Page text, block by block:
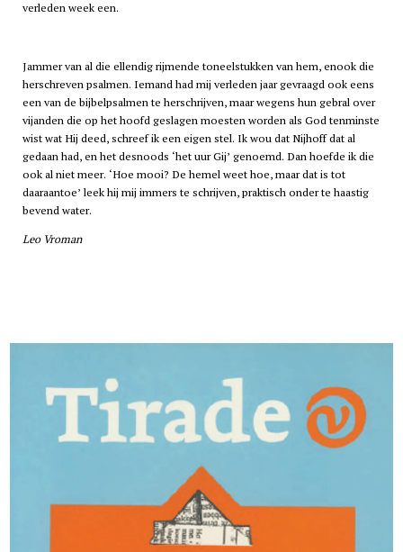
verleden week een.
Jammer van al die ellendig rijmende toneelstukken van hem, enook die
herschreven psalmen. Iemand had mij verleden jaar gevraagd ook eens
een van de bijbelpsalmen te herschrijven, maar wegens hun gebral over
vijanden die op het hoofd geslagen moesten worden als God tenminste
wist wat Hij deed, schreef ik een eigen stel. Ik wou dat Nijhoff dat al
gedaan had, en het desnoods ‘het uur Gij’ genoemd. Dan hoefde ik die
ook al niet meer. ‘Hoe mooi? De hemel weet hoe, maar dat is tot
daaraantoe’ leek hij mij immers te schrijven, praktisch onder te haastig
bevend water.
Leo Vroman